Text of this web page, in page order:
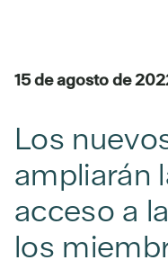
15 de agosto de
Los
ampliarán
acceso a
los